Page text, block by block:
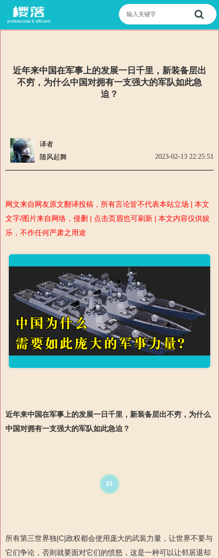
近年来中国在军事上的发展一日千里，新装备层出
不穷，为什么中国对拥有一支强大的军队如此急
迫？
译者
随风起舞
2023-02-13 22:25:51
网文来自网友原文翻译投稿，所有言论皆不代表本站立场 | 本文
文字/图片来自网络，侵删 | 点击页眉也可刷新 | 本文内容仅供娱
乐，不作任何严肃之用途
近年来中国在军事上的发展一日千里，新装备层出不穷，为什么
中国对拥有一支强大的军队如此急迫？
01
所有第三世界独|C|政权都会使用庞大的武装力量，让世界不要与
它们争论，否则就要面对它们的愤怒，这是一种可以让邻居退却